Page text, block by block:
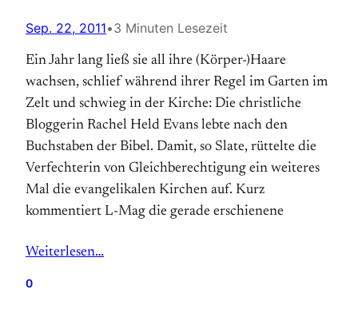
Sep. 22, 2011•3 Minuten Lesezeit
Ein Jahr lang ließ sie all ihre (Körper-)Haare
wachsen, schlief während ihrer Regel im Garten im
Zelt und schwieg in der Kirche: Die christliche
Bloggerin Rachel Held Evans lebte nach den
Buchstaben der Bibel. Damit, so Slate, rüttelte die
Verfechterin von Gleichberechtigung ein weiteres
Mal die evangelikalen Kirchen auf. Kurz
kommentiert L-Mag die gerade erschienene
Weiterlesen…
0